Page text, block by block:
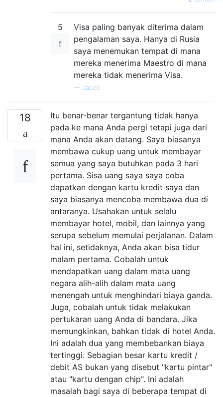
5
Visa paling banyak diterima dalam
pengalaman saya. Hanya di Rusia
saya menemukan tempat di mana
mereka menerima Maestro di mana
mereka tidak menerima Visa.
— Jacco
18
Itu benar-benar tergantung tidak hanya
pada ke mana Anda pergi tetapi juga dari
mana Anda akan datang. Saya biasanya
membawa cukup uang untuk membayar
semua yang saya butuhkan pada 3 hari
pertama. Sisa uang saya saya coba
dapatkan dengan kartu kredit saya dan
saya biasanya mencoba membawa dua di
antaranya. Usahakan untuk selalu
membayar hotel, mobil, dan lainnya yang
serupa sebelum memulai perjalanan. Dalam
hal ini, setidaknya, Anda akan bisa tidur
malam pertama. Cobalah untuk
mendapatkan uang dalam mata uang
negara alih-alih dalam mata uang
menengah untuk menghindari biaya ganda.
Juga, cobalah untuk tidak melakukan
pertukaran uang Anda di bandara. Jika
memungkinkan, bahkan tidak di hotel Anda.
Ini adalah dua yang membebankan biaya
tertinggi. Sebagian besar kartu kredit /
debit AS bukan yang disebut "kartu pintar"
atau "kartu dengan chip". Ini adalah
masalah bagi saya di beberapa tempat di